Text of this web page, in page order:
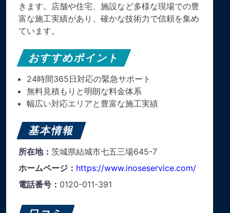
きます。​店舗や住宅、施設など多様な現場での豊
富な施工実績があり、確かな技術力で信頼を集め
ています。
おすすめポイント
24時間365日対応の緊急サポート
無料見積もりと明朗な料金体系
幅広い対応エリアと豊富な施工実績
基本情報
所在地： 茨城県結城市七五三場645-7
ホームページ： https://www.inoseservice.com/
電話番号： 0120-011-391